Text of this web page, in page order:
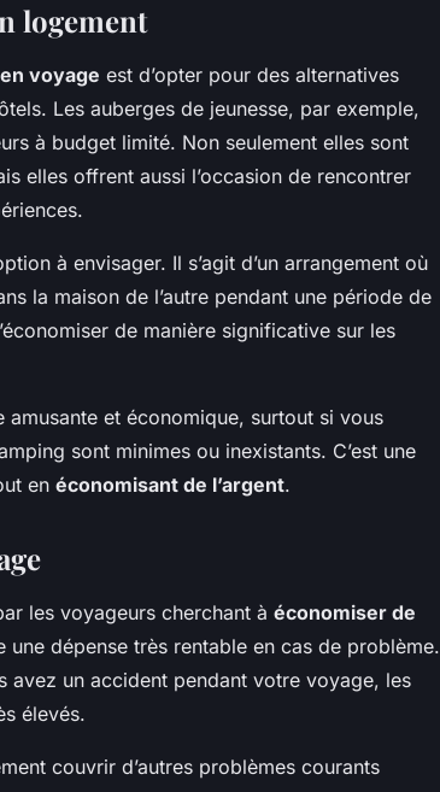
logement
voyage est d’opter pour des alternatives
Les auberges de jeunesse, par exemple,
à budget limité. Non seulement elles sont
elles offrent aussi l’occasion de rencontrer
à envisager. Il s’agit d’un arrangement où
la maison de l’autre pendant une période de
de manière significative sur les
et économique, surtout si vous
sont minimes ou inexistants. C’est une
en économisant de l’argent.
les voyageurs cherchant à économiser de
une dépense très rentable en cas de problème.
avez un accident pendant votre voyage, les
élevés.
couvrir d’autres problèmes courants